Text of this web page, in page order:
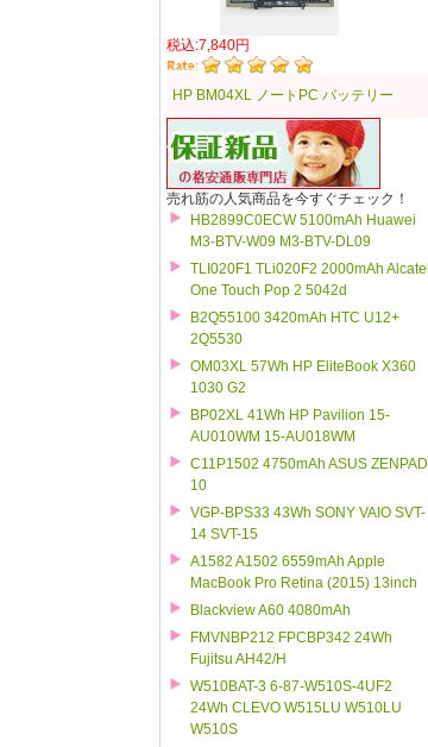
税込:7,840円
HP BM04XL ノートPC バッテリー
売れ筋の人気商品を今すぐチェック！
HB2899C0ECW 5100mAh Huawei
M3-BTV-W09 M3-BTV-DL09
TLI020F1 TLi020F2 2000mAh Alcatel
One Touch Pop 2 5042d
B2Q55100 3420mAh HTC U12+
2Q5530
OM03XL 57Wh HP EliteBook X360
1030 G2
BP02XL 41Wh HP Pavilion 15-
AU010WM 15-AU018WM
C11P1502 4750mAh ASUS ZENPAD
10
VGP-BPS33 43Wh SONY VAIO SVT-
14 SVT-15
A1582 A1502 6559mAh Apple
MacBook Pro Retina (2015) 13inch
Blackview A60 4080mAh
FMVNBP212 FPCBP342 24Wh
Fujitsu AH42/H
W510BAT-3 6-87-W510S-4UF2
24Wh CLEVO W515LU W510LU
W510S